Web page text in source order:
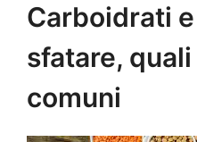
Carboidrati
sfatare,
comuni